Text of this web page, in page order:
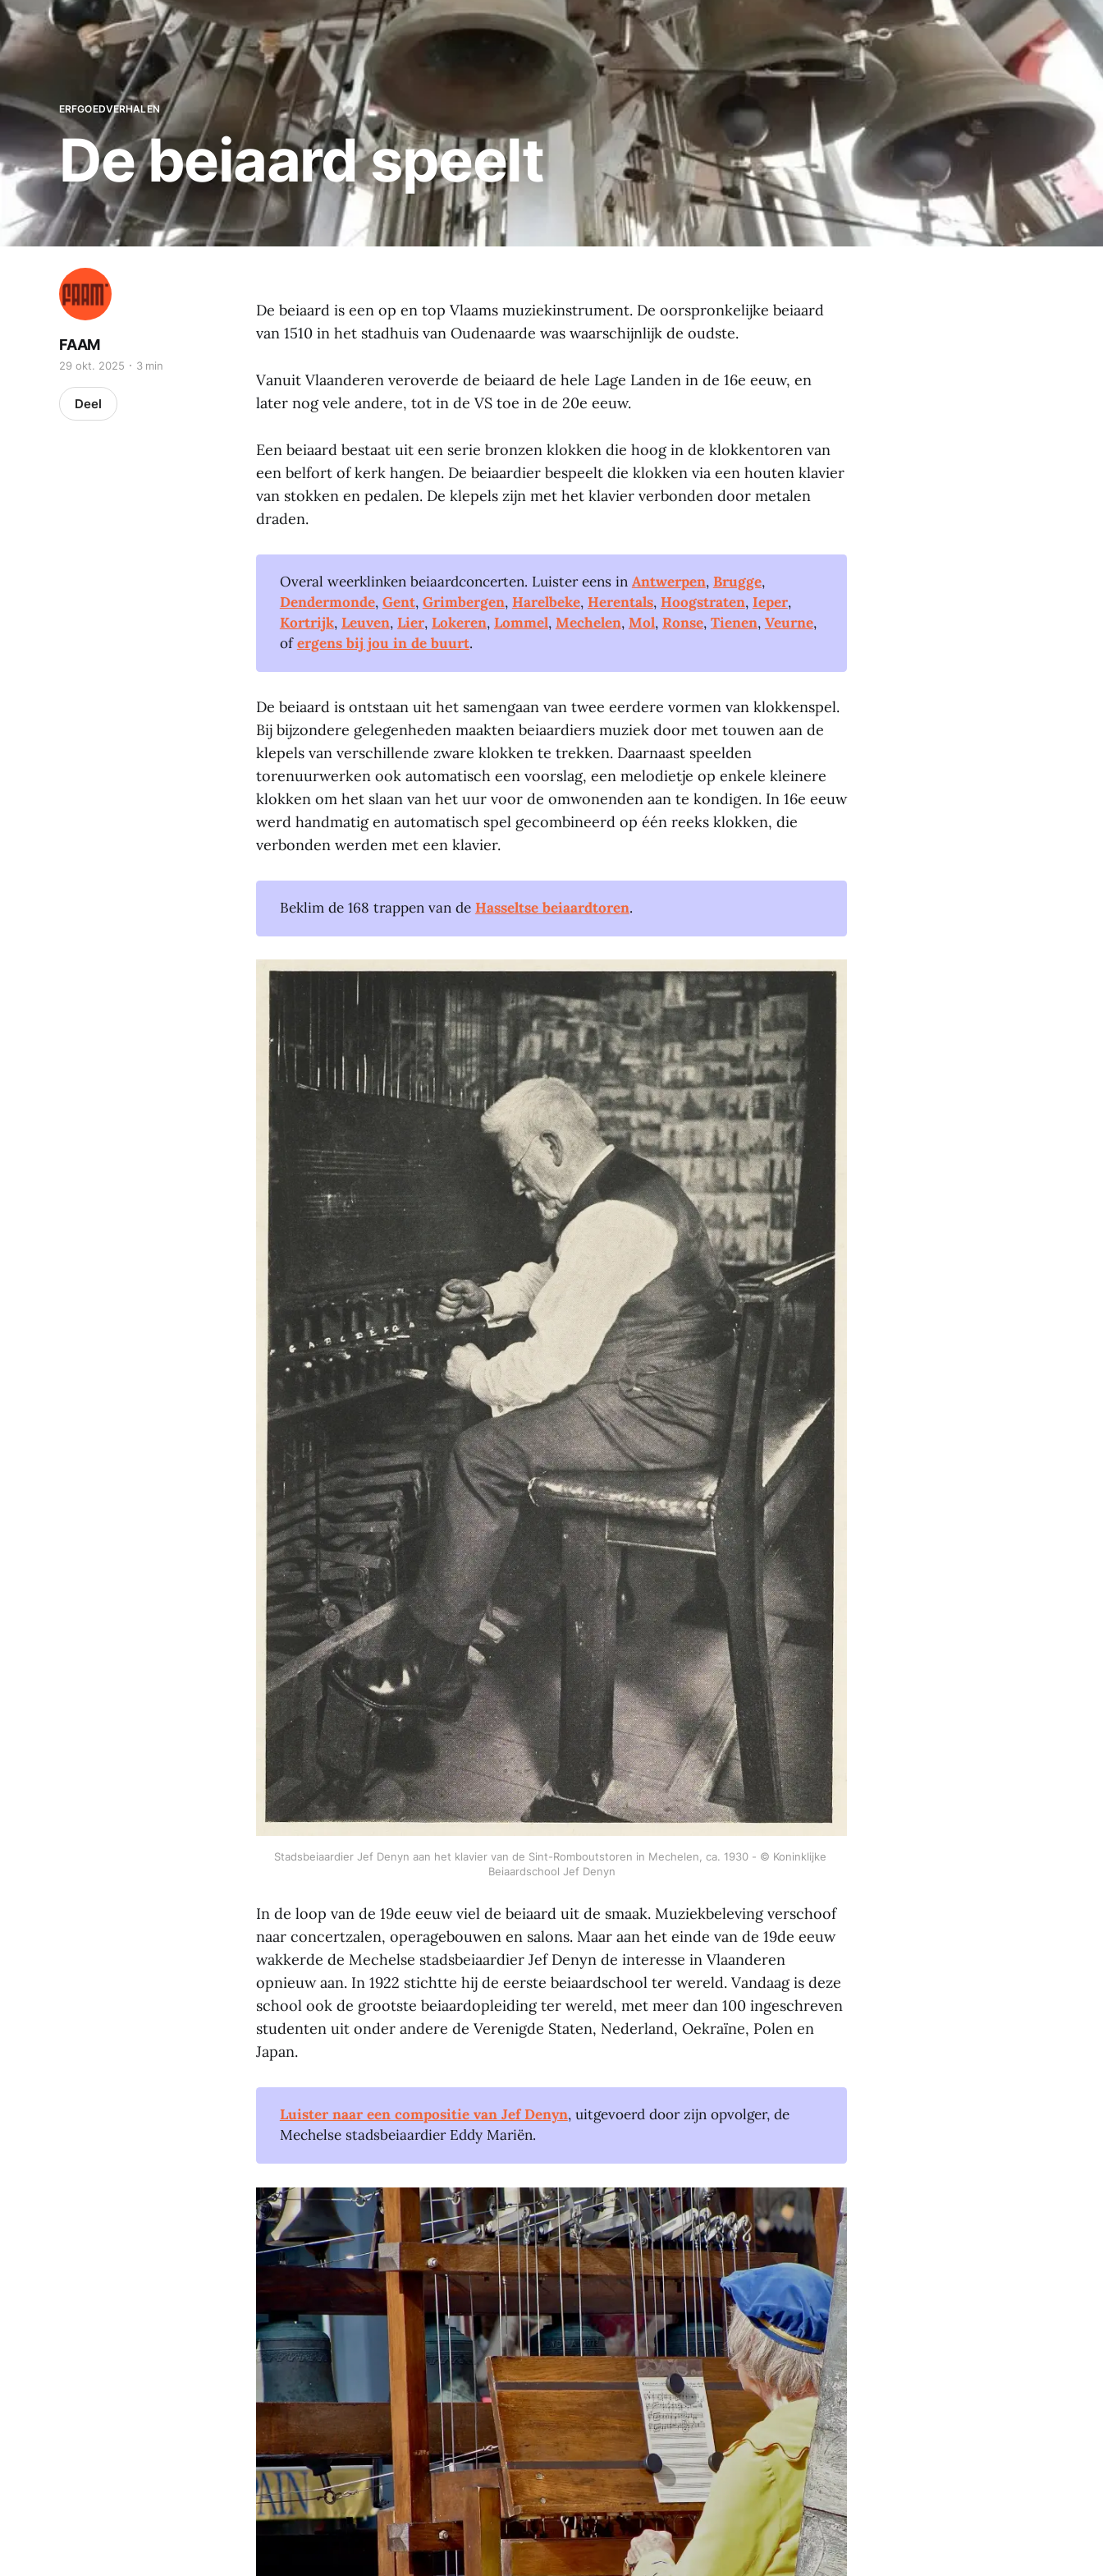
ERFGOEDVERHALEN
De beiaard speelt
FAAM
29 okt. 2025 3 min
Deel
De beiaard is een op en top Vlaams muziekinstrument. De oorspronkelijke beiaard
van 1510 in het stadhuis van Oudenaarde was waarschijnlijk de oudste.
Vanuit Vlaanderen veroverde de beiaard de hele Lage Landen in de 16e eeuw, en
later nog vele andere, tot in de VS toe in de 20e eeuw.
Een beiaard bestaat uit een serie bronzen klokken die hoog in de klokkentoren van
een belfort of kerk hangen. De beiaardier bespeelt die klokken via een houten klavier
van stokken en pedalen. De klepels zijn met het klavier verbonden door metalen
draden.
Overal weerklinken beiaardconcerten. Luister eens in Antwerpen, Brugge,
Dendermonde, Gent, Grimbergen, Harelbeke, Herentals, Hoogstraten, Ieper,
Kortrijk, Leuven, Lier, Lokeren, Lommel, Mechelen, Mol, Ronse, Tienen, Veurne,
ofergens bij jou in de buurt.
De beiaard is ontstaan uit het samengaan van twee eerdere vormen van klokkenspel.
Bij bijzondere gelegenheden maakten beiaardiers muziek door met touwen aan de
klepels van verschillende zware klokken te trekken. Daarnaast speelden
torenuurwerken ook automatisch een voorslag, een melodietje op enkele kleinere
klokken om het slaan van het uur voor de omwonenden aan te kondigen. In 16e eeuw
werd handmatig en automatisch spel gecombineerd op één reeks klokken, die
verbonden werden met een klavier.
Beklim de 168 trappen van de Hasseltse beiaardtoren.
Stadsbeiaardier Jef Denyn aan het klavier van de Sint-Romboutstoren in Mechelen, ca. 1930 - © Koninklijke
Beiaardschool Jef Denyn
In de loop van de 19de eeuw viel de beiaard uit de smaak. Muziekbeleving verschoof
naar concertzalen, operagebouwen en salons. Maar aan het einde van de 19de eeuw
wakkerde de Mechelse stadsbeiaardier Jef Denyn de interesse in Vlaanderen
opnieuw aan. In 1922 stichtte hij de eerste beiaardschool ter wereld. Vandaag is deze
school ook de grootste beiaardopleiding ter wereld, met meer dan 100 ingeschreven
studenten uit onder andere de Verenigde Staten, Nederland, Oekraïne, Polen en
Japan.
Luister naar een compositie van Jef Denyn, uitgevoerd door zijn opvolger, de
Mechelse stadsbeiaardier Eddy Mariën.